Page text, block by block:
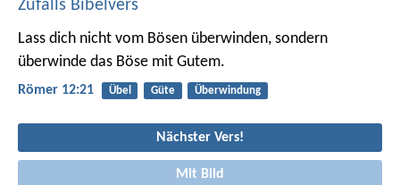
Zufalls Bibelvers
Lass dich nicht vom Bösen überwinden, sondern
überwinde das Böse mit Gutem.
Römer 12:21 Übel Güte Überwindung
Nächster Vers!
Mit Bild